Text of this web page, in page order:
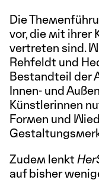
Die
vor, die mit ihrer
vertreten sind.
Rehfeldt und
Bestandteil der
Innen- und
Künstlerinnen
Formen und
Zudem lenkt
auf bisher